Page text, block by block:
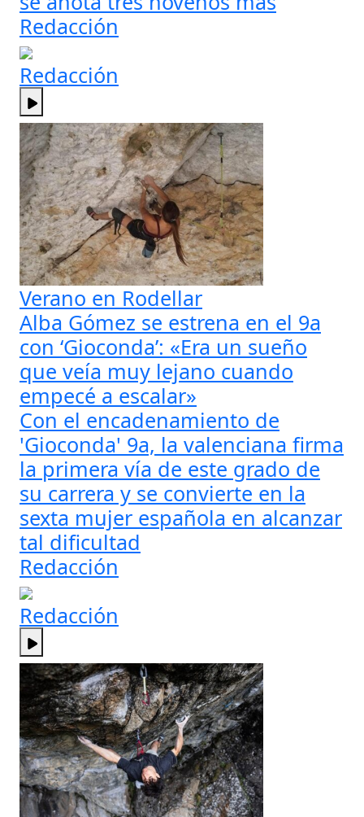
Redacción
Redacción
Verano en Rodellar
Alba Gómez se estrena en el 9a
con ‘Gioconda’: «Era un sueño
que veía muy lejano cuando
empecé a escalar»
Con el encadenamiento de
'Gioconda' 9a, la valenciana firma
la primera vía de este grado de
su carrera y se convierte en la
sexta mujer española en alcanzar
tal dificultad
Redacción
Redacción